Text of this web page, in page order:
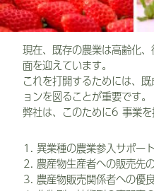
現在、既存の農業は高齢化
面を迎えています。
これを打開するためには、
ョンを図ることが重要です。
弊社は、このために6 事業を
異業種の農業参入サポート
農産物生産者への販売先
農産物販売関係者への優